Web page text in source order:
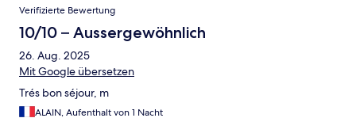
Verifizierte Bewertung
10/10 – Aussergewöhnlich
26. Aug. 2025
Mit Google übersetzen
Trés bon séjour, m
ALAIN, Aufenthalt von 1 Nacht